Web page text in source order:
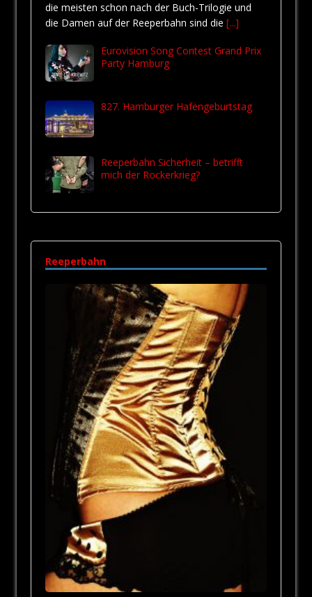
die meisten schon nach der Buch-Trilogie und
die Damen auf der Reeperbahn sind die [...]
Eurovision Song Contest Grand Prix
Party Hamburg
827. Hamburger Hafengeburtstag
Reeperbahn Sicherheit – betrifft
mich der Rockerkrieg?
Reeperbahn